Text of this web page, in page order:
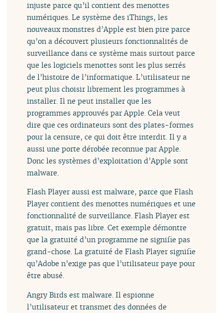
injuste parce qu’il contient des menottes
numériques. Le système des iThings, les
nouveaux monstres d’Apple est bien pire parce
qu’on a découvert plusieurs fonctionnalités de
surveillance dans ce système mais surtout parce
que les logiciels menottes sont les plus serrés
de l’histoire de l’informatique. L’utilisateur ne
peut plus choisir librement les programmes à
installer. Il ne peut installer que les
programmes approuvés par Apple. Cela veut
dire que ces ordinateurs sont des plates-formes
pour la censure, ce qui doit être interdit. Il y a
aussi une porte dérobée reconnue par Apple.
Donc les systèmes d’exploitation d’Apple sont
malware.
Flash Player aussi est malware, parce que Flash
Player contient des menottes numériques et une
fonctionnalité de surveillance. Flash Player est
gratuit, mais pas libre. Cet exemple démontre
que la gratuité d’un programme ne signifie pas
grand-chose. La gratuité de Flash Player signifie
qu’Adobe n’exige pas que l’utilisateur paye pour
être abusé.
Angry Birds est malware. Il espionne
l’utilisateur et transmet des données de